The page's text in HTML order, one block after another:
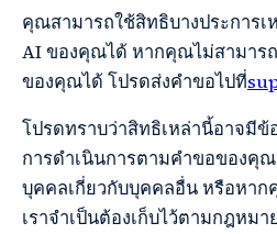
คุณสามารถใช้สิทธิบางประการ
AI ของคุณได้ หากคุณไม่สามา
ของคุณได้ โปรดส่งคำขอไปที่
โปรดทราบว่าสิทธิเหล่านี้อาจมีข้
การดำเนินการตามคำขอของคุ
บุคคลเกี่ยวกับบุคคลอื่น หรือหา
เราจำเป็นต้องเก็บไว้ตามกฎหม